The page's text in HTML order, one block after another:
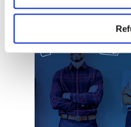
Autres